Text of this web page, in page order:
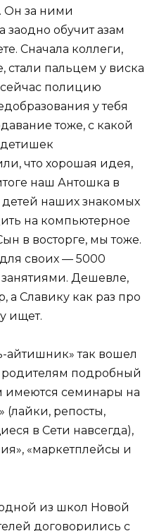
Он за ними
заодно обучит азам
Сначала коллеги,
пальцем у виска
сейчас полицию
у тебя
тоже, с какой
что хорошая идея,
наш Антошка в
наших знакомых
на компьютерное
в восторге, мы тоже.
своих — 5000
Дешевле,
а Славику как раз про
ищет.
айтишник» так вошел
родителям подробный
имеются семинары на
(лайки, репосты,
в Сети навсегда),
«маркетплейсы и
из школ Новой
договорились с